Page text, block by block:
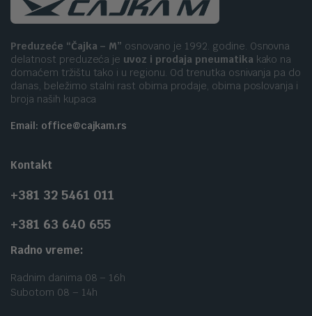
Preduzeće “Čajka – M” osnovano je 1992. godine. Osnovna
delatnost preduzeća je uvoz i prodaja pneumatika kako na
domaćem tržištu tako i u regionu. Od trenutka osnivanja pa do
danas, beležimo stalni rast obima prodaje, obima poslovanja i
broja naših kupaca
Email: office@cajkam.rs
Kontakt
+381 32 5461 011
+381 63 640 655
Radno vreme:
Radnim danima 08 – 16h
Subotom 08 – 14h